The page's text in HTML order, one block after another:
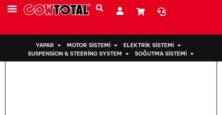
YAPAR MOTOR SISTEMI
ELEKTRIK SISTEMI
SUSPENSION & STEERING SYSTEM
SOĞUTMA SISTEMI
> Honda için Motor Takozu 50828-S10-004